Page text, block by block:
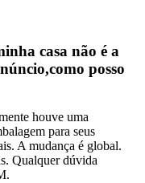
casa não é a
posso
houve uma
para seus
A mudança é global.
Qualquer dúvida